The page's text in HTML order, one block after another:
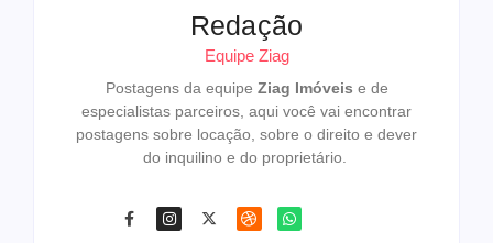
Redação
Equipe Ziag
Postagens da equipe Ziag Imóveis e de
especialistas parceiros, aqui você vai encontrar
postagens sobre locação, sobre o direito e dever
do inquilino e do proprietário.